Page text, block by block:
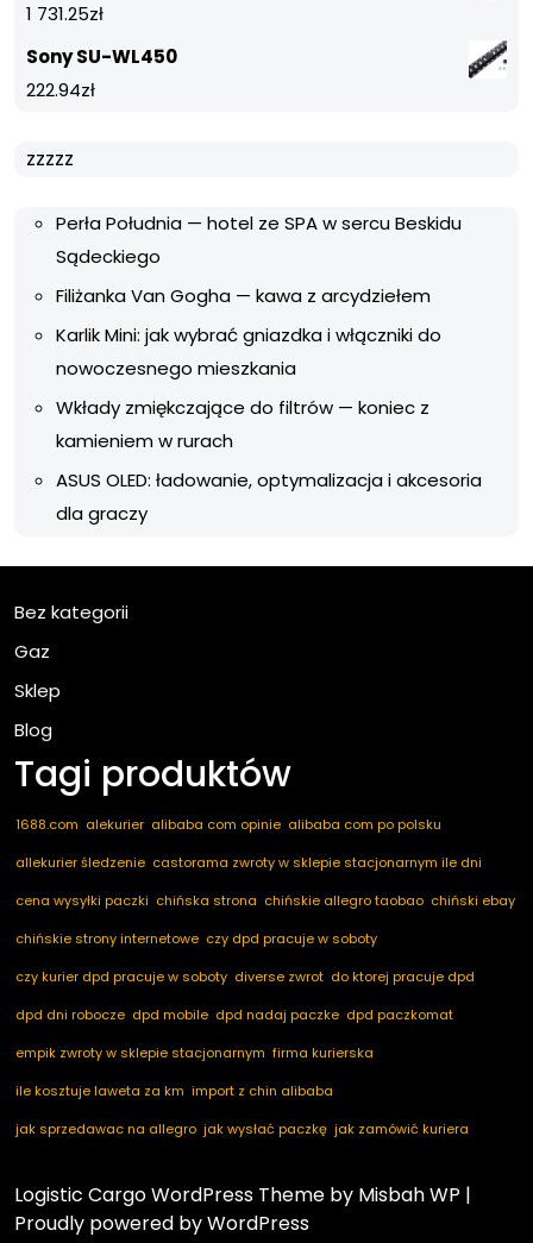
1 731.25zł
Sony SU-WL450
222.94zł
zzzzz
Perła Południa — hotel ze SPA w sercu Beskidu
Sądeckiego
Filiżanka Van Gogha — kawa z arcydziełem
Karlik Mini: jak wybrać gniazdka i włączniki do
nowoczesnego mieszkania
Wkłady zmiękczające do filtrów — koniec z
kamieniem w rurach
ASUS OLED: ładowanie, optymalizacja i akcesoria
dla graczy
Bez kategorii
Gaz
Sklep
Blog
Tagi produktów
1688.com alekurier alibaba com opinie alibaba com po polsku
allekurier śledzenie castorama zwroty w sklepie stacjonarnym ile dni
cena wysyłki paczki chińska strona chińskie allegro taobao chiński ebay
chińskie strony internetowe czy dpd pracuje w soboty
czy kurier dpd pracuje w soboty diverse zwrot do ktorej pracuje dpd
dpd dni robocze dpd mobile dpd nadaj paczke dpd paczkomat
empik zwroty w sklepie stacjonarnym firma kurierska
ile kosztuje laweta za km import z chin alibaba
jak sprzedawac na allegro jak wysłać paczkę jak zamówić kuriera
marketplace ogłoszenia
nadaj paczkę dpd
notino zwroty paczkomaty dpd
pakuten zwrot
Logistic Cargo WordPress Theme by Misbah WP |
Proudly powered by WordPress